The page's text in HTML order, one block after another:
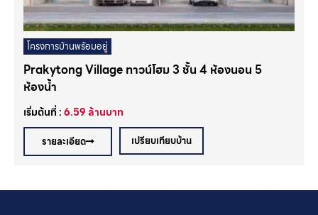
โครงการบ้านพร้อมอยู่
Prakytong Village ทาวน์โฮม 3 ชั้น 4 ห้องนอน 5
ห้องน้ำ
เริ่มต้นที่ :6.59ล้านบาท
รายละเอียด เปรียบเทียบบ้าน